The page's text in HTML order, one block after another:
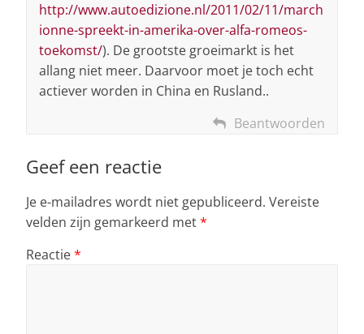
http://www.autoedizione.nl/2011/02/11/march
ionne-spreekt-in-amerika-over-alfa-romeos-
toekomst/). De grootste groeimarkt is het
allang niet meer. Daarvoor moet je toch echt
actiever worden in China en Rusland..
Beantwoorden
Geef een reactie
Je e-mailadres wordt niet gepubliceerd. Vereiste
velden zijn gemarkeerd met*
Reactie*